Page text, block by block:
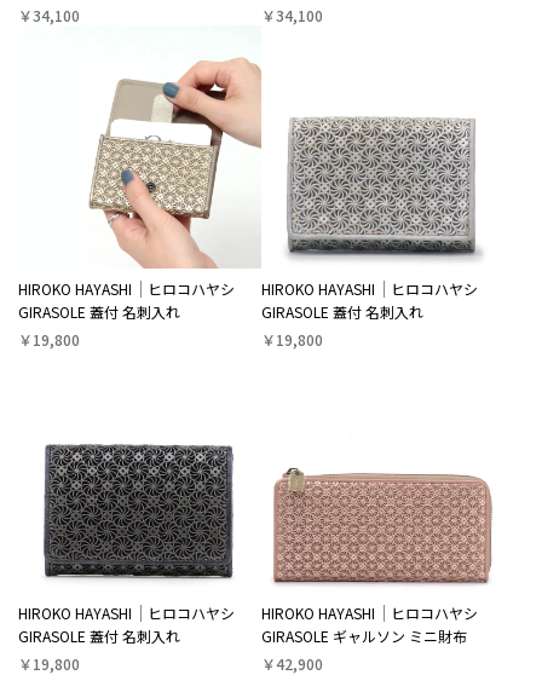
￥34,100
￥34,100
HIROKO HAYASHI
ヒロコハヤシ
GIRASOLE 蓋付 名刺入れ
￥19,800
HIROKO HAYASHI
ヒロコハヤシ
GIRASOLE 蓋付 名刺入れ
￥19,800
HIROKO HAYASHI
ヒロコハヤシ
GIRASOLE 蓋付 名刺入れ
￥19,800
HIROKO HAYASHI
ヒロコハヤシ
GIRASOLE ギャルソン ミニ財布
￥42,900